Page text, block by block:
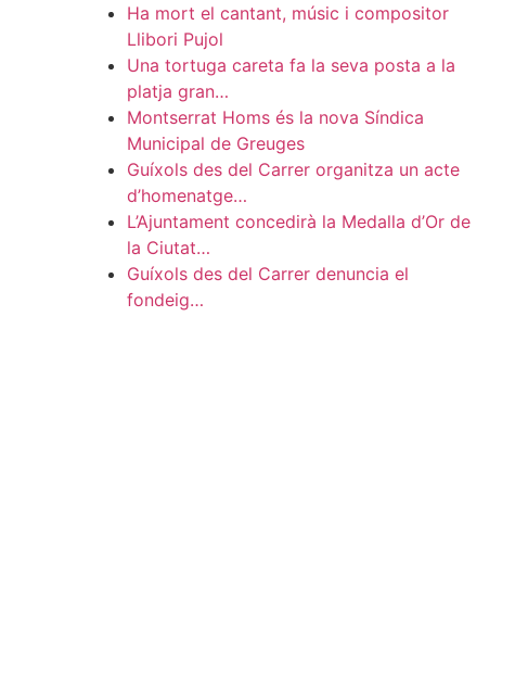
Ha mort el cantant, músic i compositor
Llibori Pujol
Una tortuga careta fa la seva posta a la
platja gran…
Montserrat Homs és la nova Síndica
Municipal de Greuges
Guíxols des del Carrer organitza un acte
d’homenatge…
L’Ajuntament concedirà la Medalla d’Or de
la Ciutat…
Guíxols des del Carrer denuncia el
fondeig…